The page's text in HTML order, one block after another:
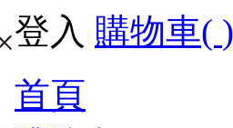
登入 購物車( )
首頁